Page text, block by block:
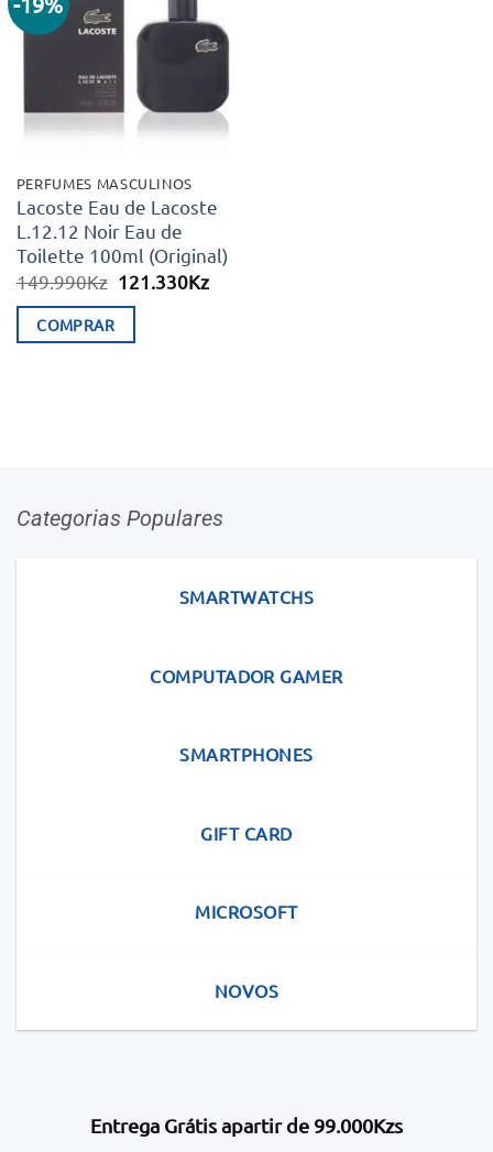
aos meus
desejos
PERFUMES MASCULINOS
Lacoste Eau de Lacoste
L.12.12 Noir Eau de
Toilette 100ml (Original)
149.990Kz O
era:
121.330KzO
COMPRAR
Categorias Populares
SMARTWATCHS
COMPUTADOR GAMER
SMARTPHONES
GIFT CARD
MICROSOFT
NOVOS
Entrega Grátis apartir de 99.000Kzs